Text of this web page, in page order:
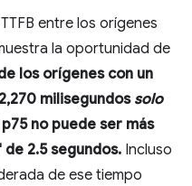
entre los orígenes
la oportunidad de
los orígenes con un
milisegundos solo
no puede ser más
2.5 segundos. Incluso
de ese tiempo